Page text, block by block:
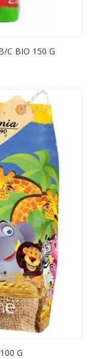
C BIO 150 G
G